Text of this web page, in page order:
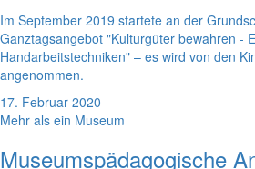
Im September 2019 startete an der
Ganztagsangebot "Kulturgüter bewahren -
Handarbeitstechniken" – es wird von den
angenommen.
17. Februar 2020
Mehr als ein Museum
Museumspädagogische